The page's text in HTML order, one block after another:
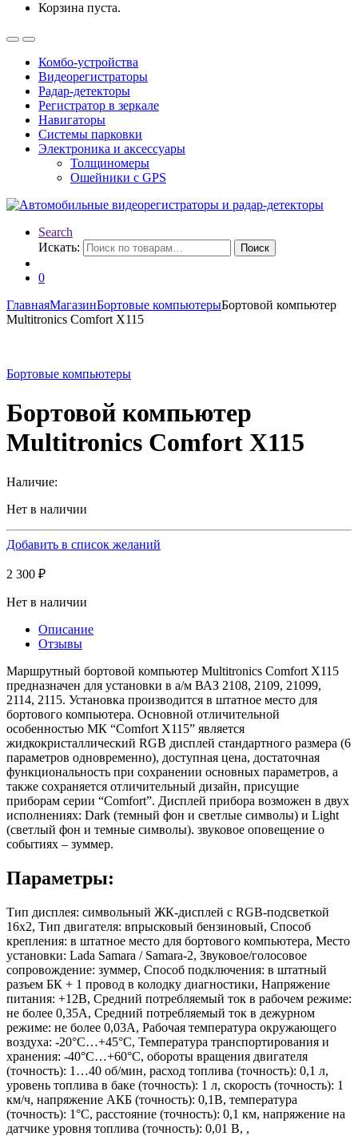
Корзина пуста.
Комбо-устройства
Видеорегистраторы
Радар-детекторы
Регистратор в зеркале
Навигаторы
Системы парковки
Электроника и аксессуары
Толщиномеры
Ошейники с GPS
Search
Искать:
Поиск
0
ГлавнаяМагазинБортовые компьютерыБортовой компьютер
Multitronics Comfort X115
Бортовые компьютеры
Бортовой компьютер
Multitronics Comfort X115
Наличие:
Нет в наличии
Добавить в список желаний
2 300 ₽
Нет в наличии
Описание
Отзывы
Маршрутный бортовой компьютер Multitronics Comfort X115
предназначен для установки в а/м ВАЗ 2108, 2109, 21099,
2114, 2115. Установка производится в штатное место для
бортового компьютера. Основной отличительной
особенностью МК “Comfort X115” является
жидкокристаллический RGB дисплей стандартного размера (6
параметров одновременно), доступная цена, достаточная
функциональность при сохранении основных параметров, а
также сохраняется отличительный дизайн, присущие
приборам серии “Comfort”. Дисплей прибора возможен в двух
исполнениях: Dark (темный фон и светлые символы) и Light
(светлый фон и темные символы). звуковое оповещение о
событиях – зуммер.
Параметры:
Тип дисплея: символьный ЖК-дисплей с RGB-подсветкой
16х2, Тип двигателя: впрысковый бензиновый, Способ
крепления: в штатное место для бортового компьютера, Место
установки: Lada Samara / Samara-2, Звуковое/голосовое
сопровождение: зуммер, Способ подключения: в штатный
разъем БК + 1 провод в колодку диагностики, Напряжение
питания: +12В, Средний потребляемый ток в рабочем режиме:
не более 0,35А, Средний потребляемый ток в дежурном
режиме: не более 0,03А, Рабочая температура окружающего
воздуха: -20°С…+45°С, Температура транспортирования и
хранения: -40°С…+60°С, обороты вращения двигателя
(точность): 1…40 об/мин, расход топлива (точность): 0,1 л,
уровень топлива в баке (точность): 1 л, скорость (точность): 1
км/ч, напряжение АКБ (точность): 0,1В, температура
(точность): 1°С, расстояние (точность): 0,1 км, напряжение на
датчике уровня топлива (точность): 0,01 В, ,